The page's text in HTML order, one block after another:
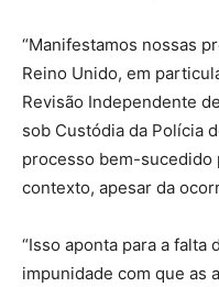
“Manifestamos nossas
Reino Unido, em
Revisão Independente
sob Custódia da Polícia
processo bem-
contexto, apesar da
“Isso aponta para a falta
impunidade com que as